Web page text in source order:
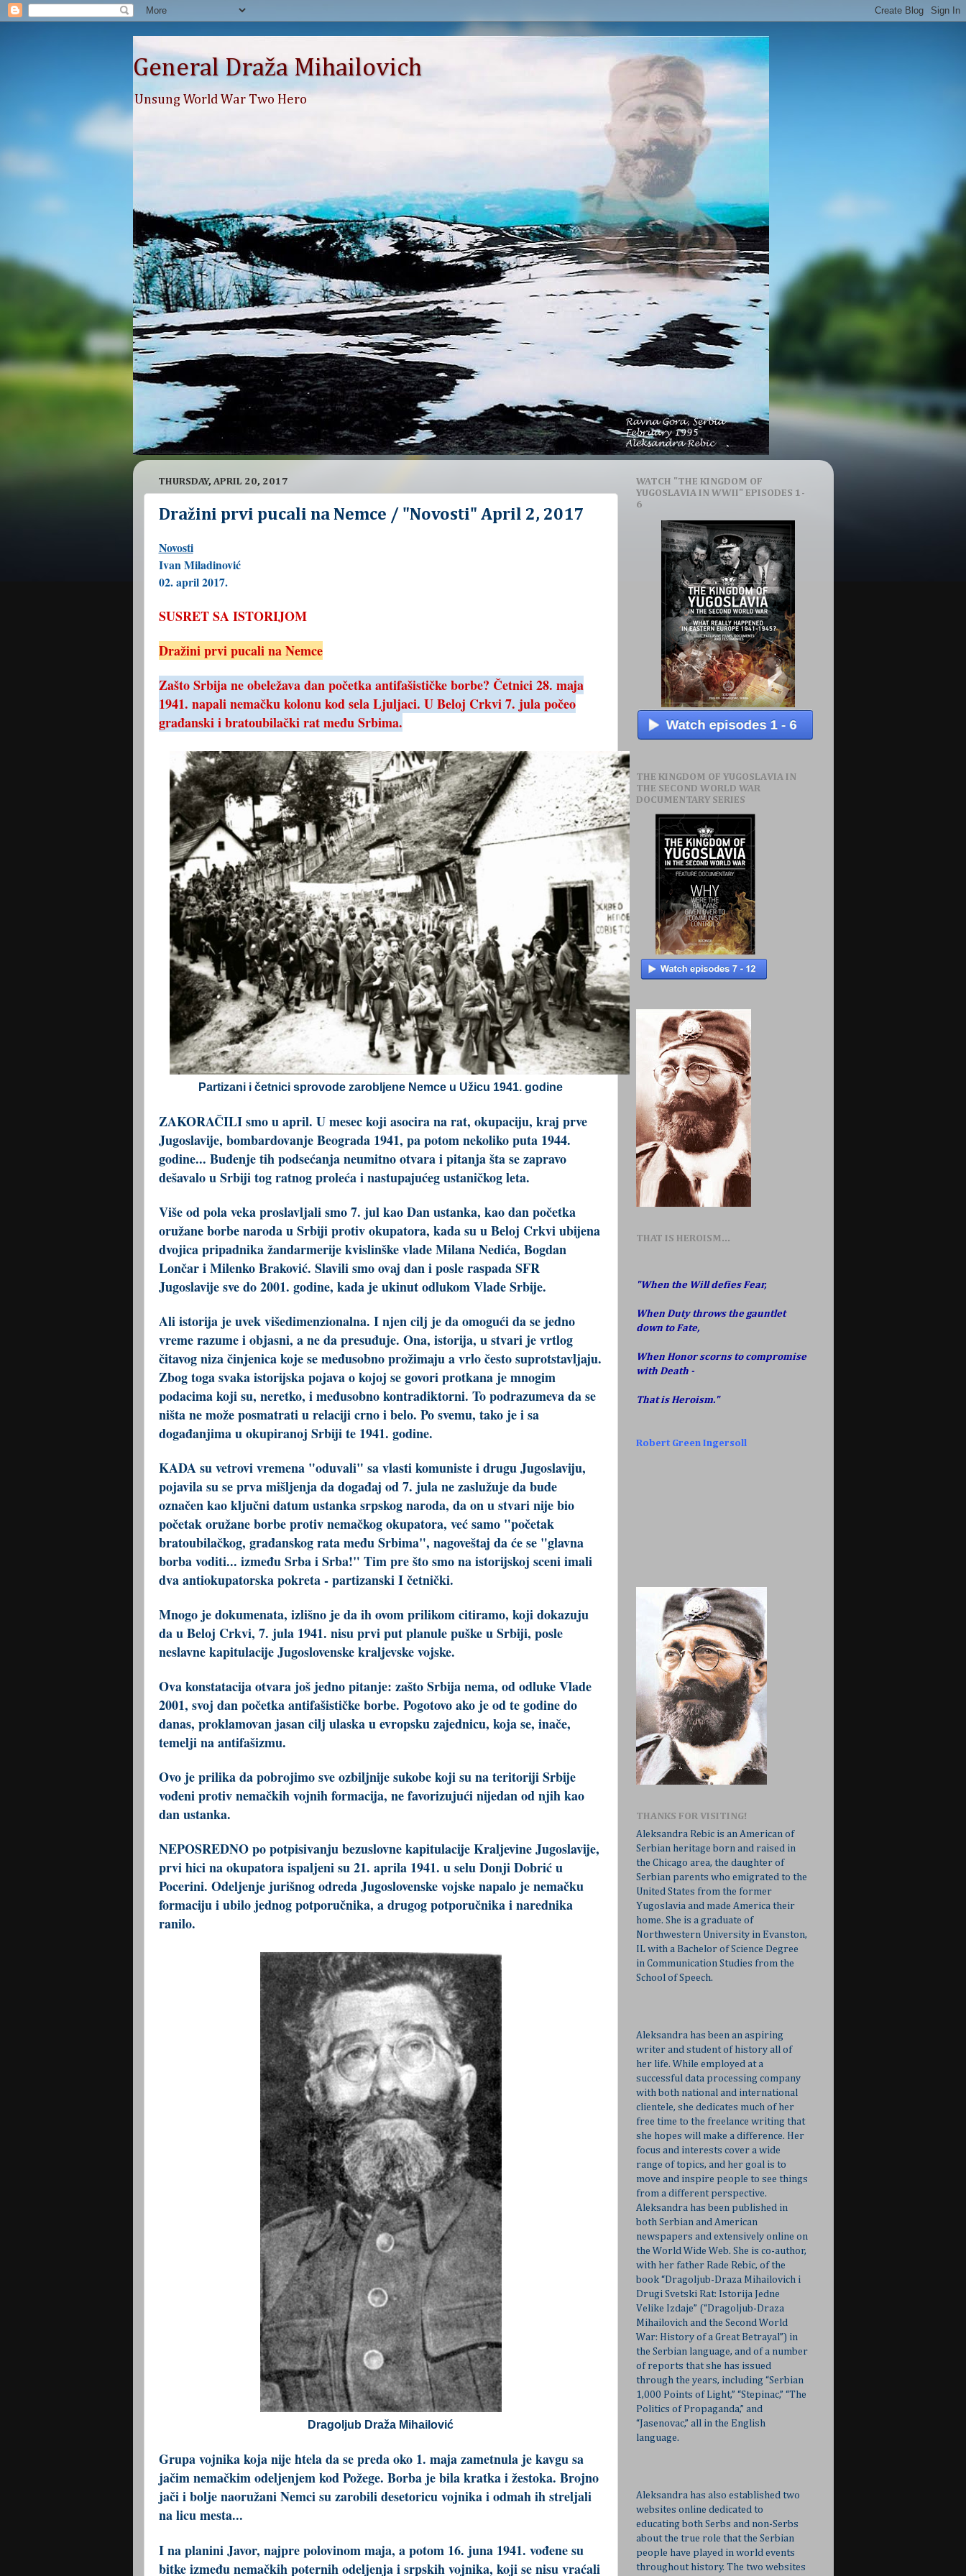
General Draža Mihailovich
Unsung World War Two Hero
THURSDAY, APRIL 20, 2017
Dražini prvi pucali na Nemce / "Novosti" April 2, 2017
Novosti
Ivan Miladinović
02. april 2017.
SUSRET SA ISTORIJOM
Dražini prvi pucali na Nemce
Zašto Srbija ne obeležava dan početka antifašističke borbe? Četnici 28. maja
1941. napali nemačku kolonu kod sela Ljuljaci. U Beloj Crkvi 7. jula počeo
građanski i bratoubilački rat među Srbima.
Partizani i četnici sprovode zarobljene Nemce u Užicu 1941. godine
ZAKORAČILI smo u april. U mesec koji asocira na rat, okupaciju, kraj prve
Jugoslavije, bombardovanje Beograda 1941, pa potom nekoliko puta 1944.
godine... Buđenje tih podsećanja neumitno otvara i pitanja šta se zapravo
dešavalo u Srbiji tog ratnog proleća i nastupajućeg ustaničkog leta.
Više od pola veka proslavljali smo 7. jul kao Dan ustanka, kao dan početka
oružane borbe naroda u Srbiji protiv okupatora, kada su u Beloj Crkvi ubijena
dvojica pripadnika žandarmerije kvislinške vlade Milana Nedića, Bogdan
Lončar i Milenko Braković. Slavili smo ovaj dan i posle raspada SFR
Jugoslavije sve do 2001. godine, kada je ukinut odlukom Vlade Srbije.
Ali istorija je uvek višedimenzionalna. I njen cilj je da omogući da se jedno
vreme razume i objasni, a ne da presuđuje. Ona, istorija, u stvari je vrtlog
čitavog niza činjenica koje se međusobno prožimaju a vrlo često suprotstavljaju.
Zbog toga svaka istorijska pojava o kojoj se govori protkana je mnogim
podacima koji su, neretko, i međusobno kontradiktorni. To podrazumeva da se
ništa ne može posmatrati u relaciji crno i belo. Po svemu, tako je i sa
događanjima u okupiranoj Srbiji te 1941. godine.
KADA su vetrovi vremena "oduvali" sa vlasti komuniste i drugu Jugoslaviju,
pojavila su se prva mišljenja da događaj od 7. jula ne zaslužuje da bude
označen kao ključni datum ustanka srpskog naroda, da on u stvari nije bio
početak oružane borbe protiv nemačkog okupatora, već samo "početak
bratoubilačkog, građanskog rata među Srbima", nagoveštaj da će se "glavna
borba voditi... između Srba i Srba!" Tim pre što smo na istorijskoj sceni imali
dva antiokupatorska pokreta - partizanski I četnički.
Mnogo je dokumenata, izlišno je da ih ovom prilikom citiramo, koji dokazuju
da u Beloj Crkvi, 7. jula 1941. nisu prvi put planule puške u Srbiji, posle
neslavne kapitulacije Jugoslovenske kraljevske vojske.
Ova konstatacija otvara još jedno pitanje: zašto Srbija nema, od odluke Vlade
2001, svoj dan početka antifašističke borbe. Pogotovo ako je od te godine do
danas, proklamovan jasan cilj ulaska u evropsku zajednicu, koja se, inače,
temelji na antifašizmu.
Ovo je prilika da pobrojimo sve ozbiljnije sukobe koji su na teritoriji Srbije
vođeni protiv nemačkih vojnih formacija, ne favorizujući nijedan od njih kao
dan ustanka.
NEPOSREDNO po potpisivanju bezuslovne kapitulacije Kraljevine Jugoslavije,
prvi hici na okupatora ispaljeni su 21. aprila 1941. u selu Donji Dobrić u
Pocerini. Odeljenje jurišnog odreda Jugoslovenske vojske napalo je nemačku
formaciju i ubilo jednog potporučnika, a drugog potporučnika i narednika
ranilo.
Dragoljub Draža Mihailović
Grupa vojnika koja nije htela da se preda oko 1. maja zametnula je kavgu sa
jačim nemačkim odeljenjem kod Požege. Borba je bila kratka i žestoka. Brojno
jači i bolje naoružani Nemci su zarobili desetoricu vojnika i odmah ih streljali
na licu mesta...
I na planini Javor, najpre polovinom maja, a potom 16. juna 1941. vođene su
bitke između nemačkih poternih odeljenja i srpskih vojnika, koji se nisu vraćali
WATCH "THE KINGDOM OF
YUGOSLAVIA IN WWII" EPISODES 1-
6
THE KINGDOM OF YUGOSLAVIA IN
THE SECOND WORLD WAR
DOCUMENTARY SERIES
THAT IS HEROISM...
"When the Will defies Fear,
When Duty throws the gauntlet
down to Fate,
When Honor scorns to compromise
with Death -
That is Heroism."
Robert Green Ingersoll
THANKS FOR VISITING!
Aleksandra Rebic is an American of
Serbian heritage born and raised in
the Chicago area, the daughter of
Serbian parents who emigrated to the
United States from the former
Yugoslavia and made America their
home. She is a graduate of
Northwestern University in Evanston,
IL with a Bachelor of Science Degree
in Communication Studies from the
School of Speech.
Aleksandra has been an aspiring
writer and student of history all of
her life. While employed at a
successful data processing company
with both national and international
clientele, she dedicates much of her
free time to the freelance writing that
she hopes will make a difference. Her
focus and interests cover a wide
range of topics, and her goal is to
move and inspire people to see things
from a different perspective.
Aleksandra has been published in
both Serbian and American
newspapers and extensively online on
the World Wide Web. She is co-author,
with her father Rade Rebic, of the
book “Dragoljub-Draza Mihailovich i
Drugi Svetski Rat: Istorija Jedne
Velike Izdaje” (“Dragoljub-Draza
Mihailovich and the Second World
War: History of a Great Betrayal”) in
the Serbian language, and of a number
of reports that she has issued
through the years, including “Serbian
1,000 Points of Light,” “Stepinac,” “The
Politics of Propaganda,” and
“Jasenovac,” all in the English
language.
Aleksandra has also established two
websites online dedicated to
educating both Serbs and non-Serbs
about the true role that the Serbian
people have played in world events
throughout history. The two websites